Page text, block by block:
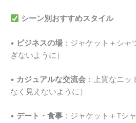
シーン別おすすめスタイル
• ビジネスの場 ：ジャケット＋シ
ぎないように）
• カジュアルな交流会 ：上質なニッ
なく見えないように）
• デート・食事 ：ジャケット＋Tシ